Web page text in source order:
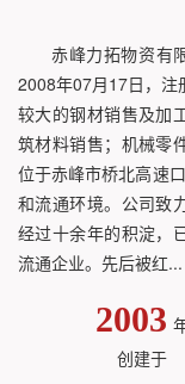
赤峰力拓物资有
2008年07月17日，注
较大的钢材销售及加
筑材料销售；机械零
位于赤峰市桥北高速
和流通环境。公司致
经过十余年的积淀，
流通企业。先后被红...
2003
创建于